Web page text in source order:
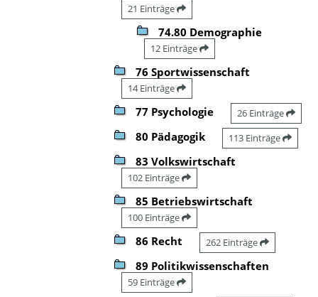
21 Einträge
74.80 Demographie
12 Einträge
76 Sportwissenschaft
14 Einträge
77 Psychologie 26 Einträge
80 Pädagogik 113 Einträge
83 Volkswirtschaft
102 Einträge
85 Betriebswirtschaft
100 Einträge
86 Recht 262 Einträge
89 Politikwissenschaften
59 Einträge